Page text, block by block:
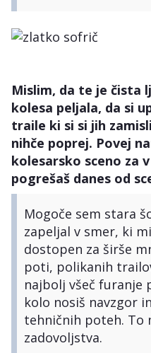
Mislim, da te je čista
kolesa peljala, da si
traile ki si si jih
nihče poprej. Povej
kolesarsko sceno za
pogrešaš danes od
Mogoče sem stara
zapeljal v smer, ki
dostopen za širše
poti, polikanih
najbolj všeč furanje
kolo nosiš navzgor
tehničnih poteh. To
zadovoljstva.